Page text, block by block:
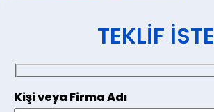
TEKLIF İSTE
Kişi veya Firma Adı